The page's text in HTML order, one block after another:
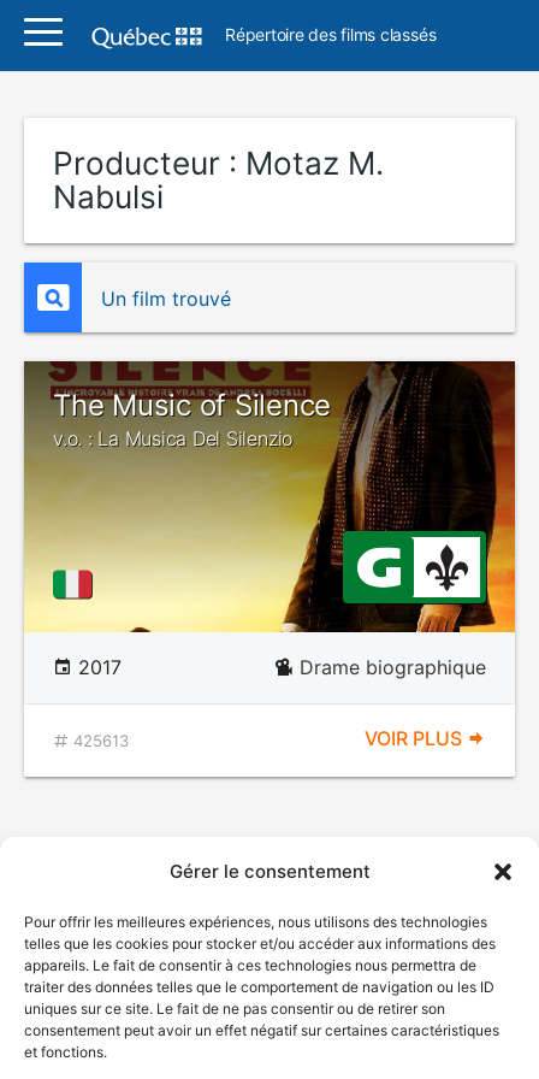
Gérer le consentement
Pour offrir les meilleures expériences, nous utilisons des technologies
telles que les cookies pour stocker et/ou accéder aux informations des
appareils. Le fait de consentir à ces technologies nous permettra de
traiter des données telles que le comportement de navigation ou les ID
uniques sur ce site. Le fait de ne pas consentir ou de retirer son
consentement peut avoir un effet négatif sur certaines caractéristiques
et fonctions.
Répertoire des films classés
Producteur : Motaz M.
Nabulsi
Un film trouvé
The Music of Silence
v.o. : La Musica Del Silenzio
2017 Drame biographique
425613 VOIR PLUS